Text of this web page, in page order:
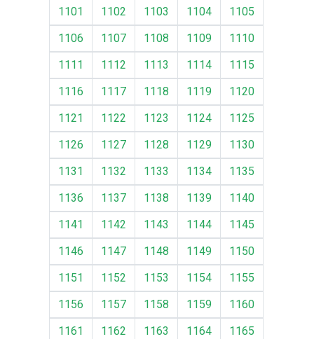
1101
1102 1103 1104
1105
1106
1107 1108 1109
1110
1111
1112 1113 1114
1115
1116
1117 1118 1119
1120
1121
1122 1123 1124
1125
1126
1127 1128 1129
1130
1131
1132 1133 1134
1135
1136
1137 1138 1139
1140
1141
1142 1143 1144
1145
1146
1147 1148 1149
1150
1151
1152 1153 1154
1155
1156
1157 1158 1159
1160
1161
1162 1163 1164 1165